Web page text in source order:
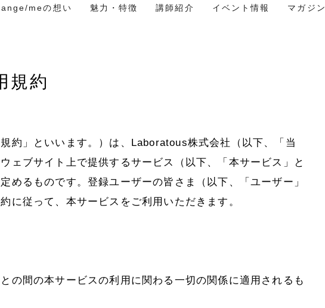
meの想い 魅力・特徴 講師紹介 イベント情報 マガジン
5つの特徴
規約
約」といいます。）は、Laboratous株式会社（以下、「当
ェブサイト上で提供するサービス（以下、「本サービス」と
めるものです。登録ユーザーの皆さま（以下、「ユーザー」
に従って、本サービスをご利用いただきます。
の間の本サービスの利用に関わる一切の関係に適用されるも